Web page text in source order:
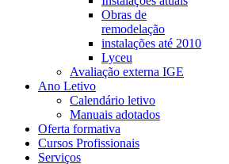
Obras de
remodelação
instalações até 2010
Lyceu
Avaliação externa IGE
Ano Letivo
Calendário letivo
Manuais adotados
Oferta formativa
Cursos Profissionais
Serviços